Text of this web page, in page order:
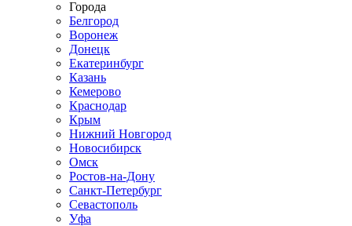
Города
Белгород
Воронеж
Донецк
Екатеринбург
Казань
Кемерово
Краснодар
Крым
Нижний Новгород
Новосибирск
Омск
Ростов-на-Дону
Санкт-Петербург
Севастополь
Уфа